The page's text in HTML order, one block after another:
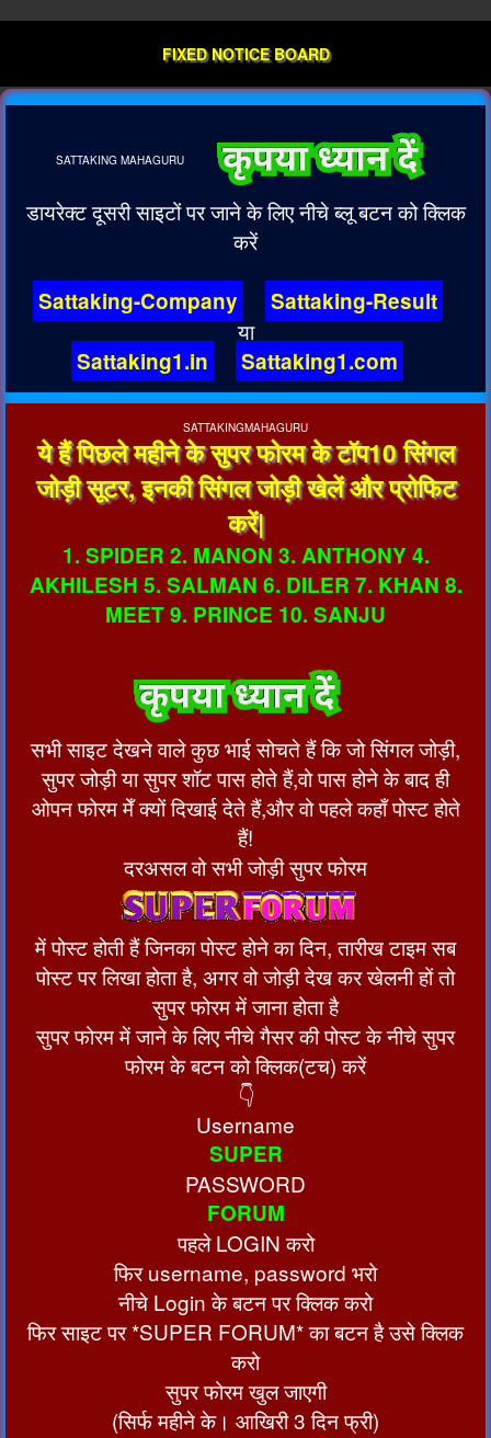
FIXED NOTICE BOARD
SATTAKING MAHAGURU
डायरेक्ट दूसरी साइटों पर जाने के लिए नीचे ब्लू बटन को क्लिक
करें
Sattaking-Company
Sattaking-Result
या
Sattaking1.in
Sattaking1.com
SATTAKINGMAHAGURU
ये हैं पिछले महीने के सुपर फोरम के टॉप10 सिंगल
जोड़ी सूटर, इनकी सिंगल जोड़ी खेलें और प्रोफिट
करें|
1. SPIDER 2. MANON 3. ANTHONY 4.
AKHILESH 5. SALMAN 6. DILER 7. KHAN 8.
MEET 9. PRINCE 10. SANJU
सभी साइट देखने वाले कुछ भाई सोचते हैं कि जो सिंगल जोड़ी,
सुपर जोड़ी या सुपर शॉट पास होते हैं,वो पास होने के बाद ही
ओपन फोरम मेँ क्यों दिखाई देते हैं,और वो पहले कहाँ पोस्ट होते
हैं!
दरअसल वो सभी जोड़ी सुपर फोरम
में पोस्ट होती हैं जिनका पोस्ट होने का दिन, तारीख टाइम सब
पोस्ट पर लिखा होता है, अगर वो जोड़ी देख कर खेलनी हों तो
सुपर फोरम में जाना होता है
सुपर फोरम में जाने के लिए नीचे गैसर की पोस्ट के नीचे सुपर
फोरम के बटन को क्लिक(टच) करें
👇
Username
SUPER
PASSWORD
FORUM
पहले LOGIN करो
फिर username, password भरो
नीचे Login के बटन पर क्लिक करो
फिर साइट पर *SUPER FORUM* का बटन है उसे क्लिक
करो
सुपर फोरम खुल जाएगी
(सिर्फ महीने के। आखिरी 3 दिन फ्री)